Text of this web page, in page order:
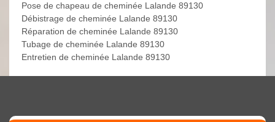
Pose de chapeau de cheminée Lalande 89130
Débistrage de cheminée Lalande 89130
Réparation de cheminée Lalande 89130
Tubage de cheminée Lalande 89130
Entretien de cheminée Lalande 89130